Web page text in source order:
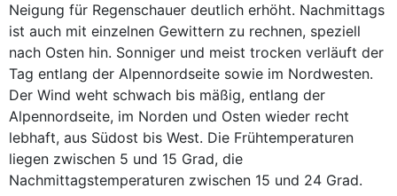
Neigung für Regenschauer deutlich erhöht. Nachmittags
ist auch mit einzelnen Gewittern zu rechnen, speziell
nach Osten hin. Sonniger und meist trocken verläuft der
Tag entlang der Alpennordseite sowie im Nordwesten.
Der Wind weht schwach bis mäßig, entlang der
Alpennordseite, im Norden und Osten wieder recht
lebhaft, aus Südost bis West. Die Frühtemperaturen
liegen zwischen 5 und 15 Grad, die
Nachmittagstemperaturen zwischen 15 und 24 Grad.